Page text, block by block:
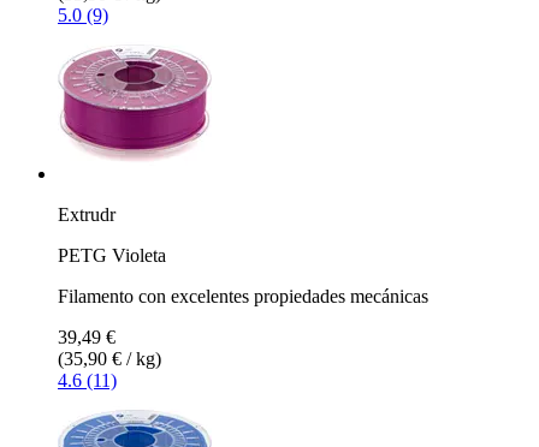
5.0 (9)
Extrudr
PETG Violeta
Filamento con excelentes propiedades mecánicas
39,49 €
(35,90 € / kg)
4.6 (11)